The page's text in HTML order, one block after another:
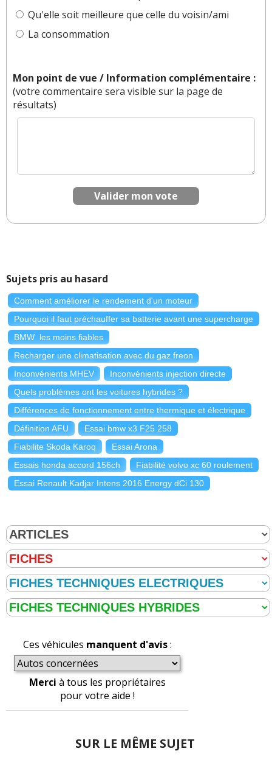
Qu'elle soit meilleure que celle du voisin/ami
La consommation
Mon point de vue / Information complémentaire :
(votre commentaire sera visible sur la page de
résultats)
Valider mon vote
Sujets pris au hasard
Comment améliorer le rendement d'un moteur
Pourquoi il faut préchauffer sa batterie avant une supercharge
BMW les moins fiables
Recharger une climatisation avec du gaz freon
Inconvénients MHEV
Inconvénients injection directe
Quels problèmes ont les voitures hybrides ?
Différences de fonctionnement entre thermique et électrique
Définition AFU
Essai bmw x3 F25 258
Fiabilite Skoda Karoq
Essai Arona
Essais honda accord 156ch
Fiabilité volvo xc 60 roulement
Essai Renault Kadjar Intens 2016 Energy dCi 130
Ces véhicules manquent d'avis:
Merci à tous les propriétaires
pour votre aide !
SUR LE MÊME SUJET